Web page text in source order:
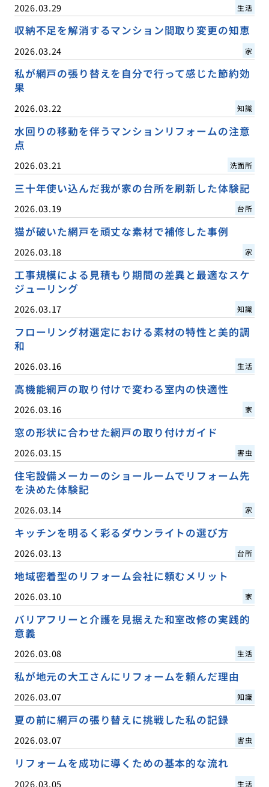
2026.03.29 生活
収納不足を解消するマンション間取り変更の知恵
2026.03.24 家
私が網戸の張り替えを自分で行って感じた節約効
果
2026.03.22 知識
水回りの移動を伴うマンションリフォームの注意
点
2026.03.21 洗面所
三十年使い込んだ我が家の台所を刷新した体験記
2026.03.19 台所
猫が破いた網戸を頑丈な素材で補修した事例
2026.03.18 家
工事規模による見積もり期間の差異と最適なスケ
ジューリング
2026.03.17 知識
フローリング材選定における素材の特性と美的調
和
2026.03.16 生活
高機能網戸の取り付けで変わる室内の快適性
2026.03.16 家
窓の形状に合わせた網戸の取り付けガイド
2026.03.15 害虫
住宅設備メーカーのショールームでリフォーム先
を決めた体験記
2026.03.14 家
キッチンを明るく彩るダウンライトの選び方
2026.03.13 台所
地域密着型のリフォーム会社に頼むメリット
2026.03.10 家
バリアフリーと介護を見据えた和室改修の実践的
意義
2026.03.08 生活
私が地元の大工さんにリフォームを頼んだ理由
2026.03.07 知識
夏の前に網戸の張り替えに挑戦した私の記録
2026.03.07 害虫
リフォームを成功に導くための基本的な流れ
2026.03.05 生活